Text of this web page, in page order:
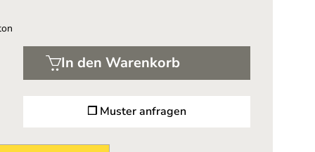
❐ Muster anfragen
In den Warenkorb